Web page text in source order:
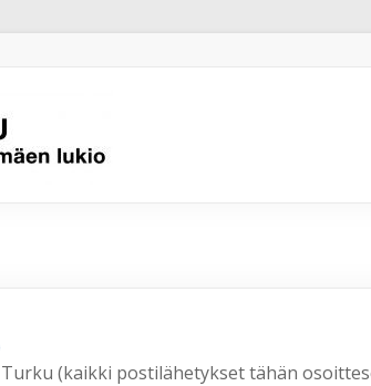
(kaikki postilähetykset tähän